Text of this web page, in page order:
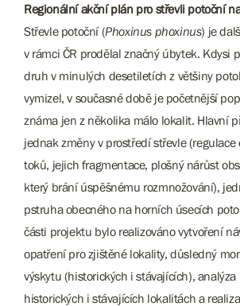
Regionální akční plán pro střevli potoční
Střevle potoční (Phoxinus phoxinus) je
v rámci ČR prodělal značný úbytek. Kdysi
druh v minulých desetiletích z většiny
vymizel, v současné době je početnější
známa jen z několika málo lokalit. Hlavní
jednak změny v prostředí střevle
toků, jejich fragmentace, plošný nárůst
který brání úspěšnému rozmnožování),
pstruha obecného na horních úsecích
části projektu bylo realizováno vytvoření
opatření pro zjištěné lokality, důsledný
výskytu (historických i stávajících),
historických i stávajících lokalitách a